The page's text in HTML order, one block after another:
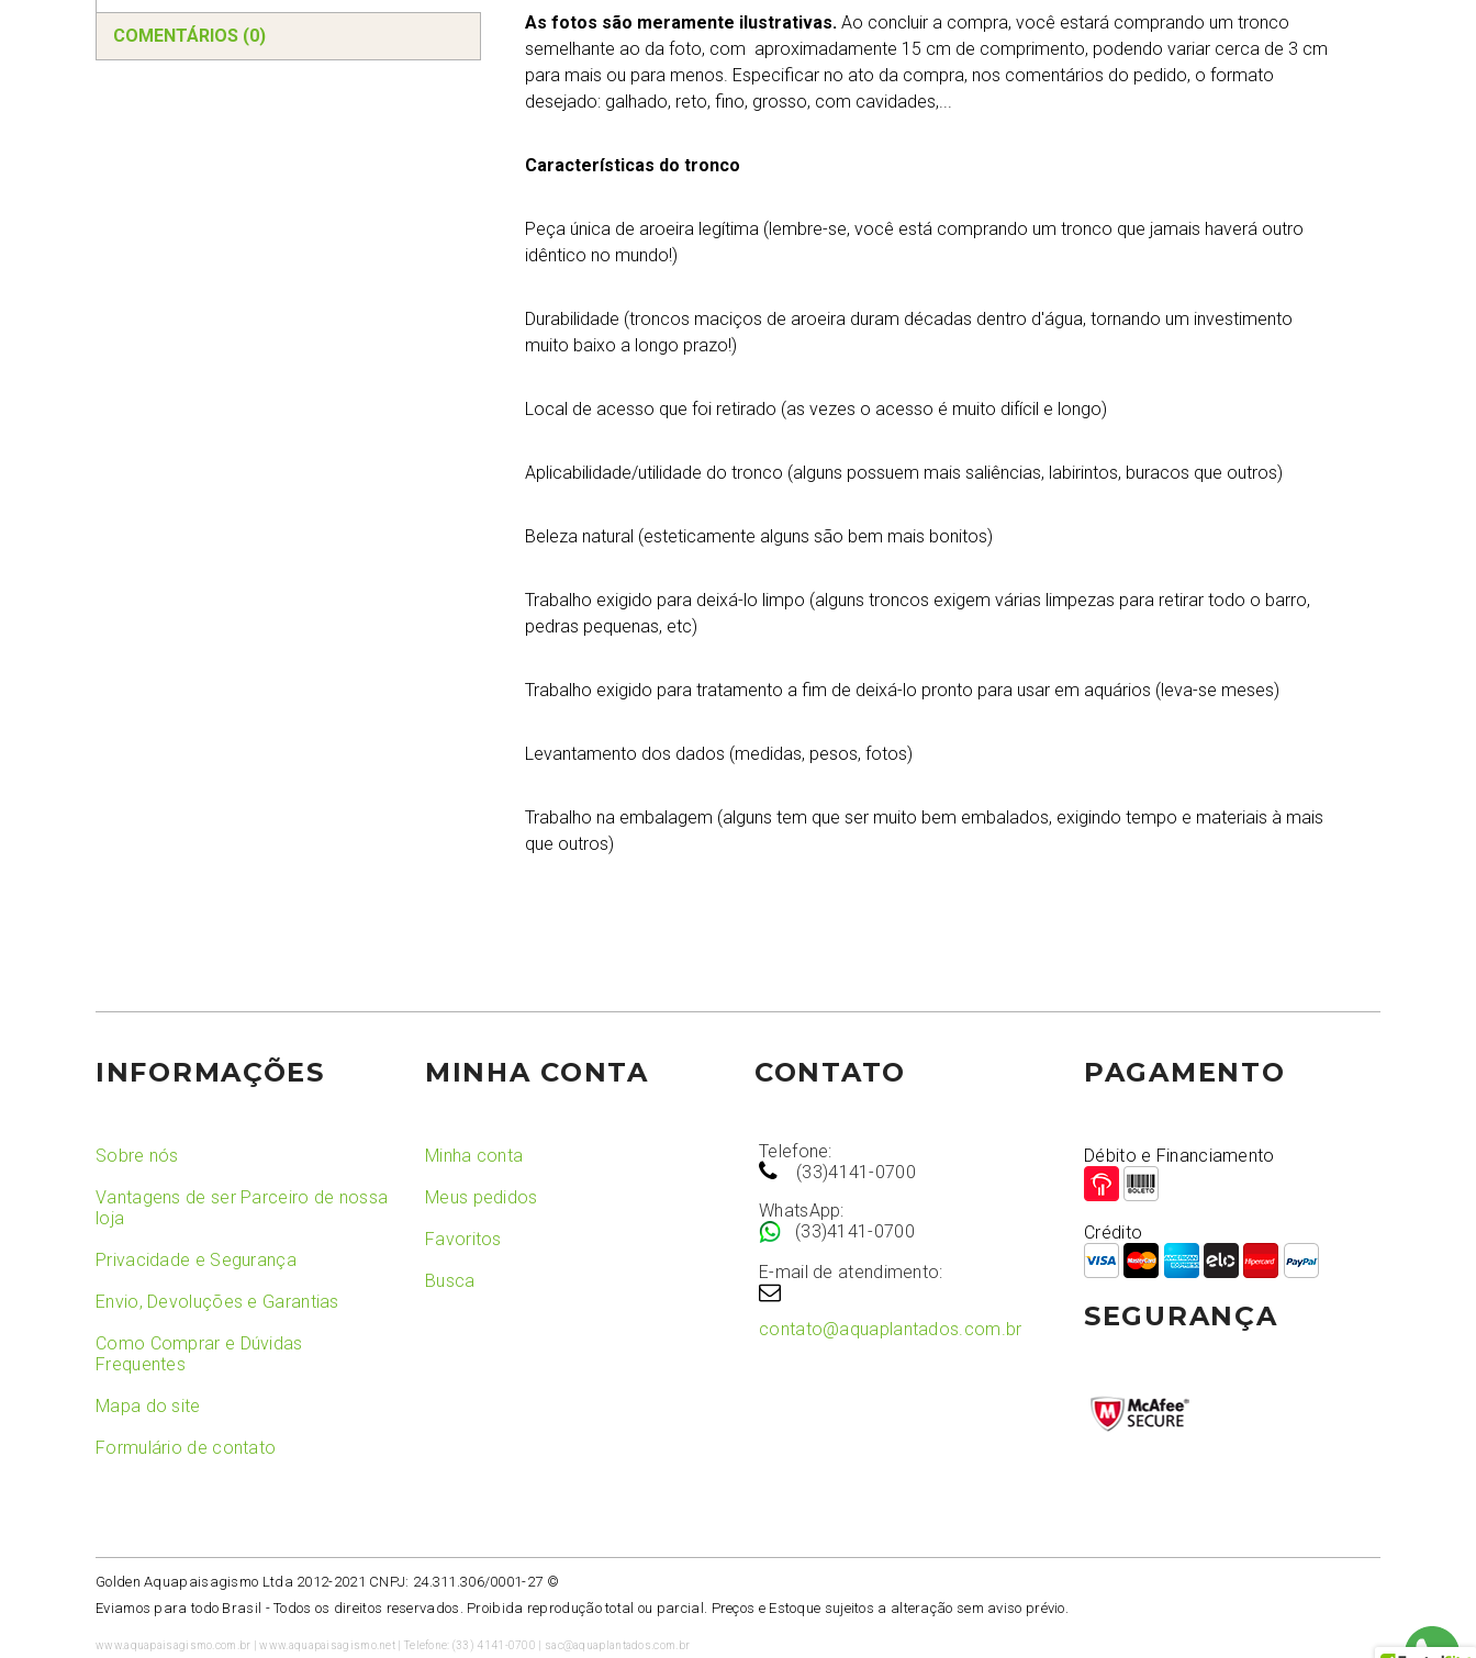
COMENTÁRIOS (0)
As fotos são meramente ilustrativas. Ao concluir a compra, você estará comprando um tronco
semelhante ao da foto, com aproximadamente 15 cm de comprimento, podendo variar cerca de 3 cm
para mais ou para menos. Especificar no ato da compra, nos comentários do pedido, o formato
desejado: galhado, reto, fino, grosso, com cavidades,...
Características do tronco
Peça única de aroeira legítima (lembre-se, você está comprando um tronco que jamais haverá outro
idêntico no mundo!)
Durabilidade (troncos maciços de aroeira duram décadas dentro d'água, tornando um investimento
muito baixo a longo prazo!)
Local de acesso que foi retirado (as vezes o acesso é muito difícil e longo)
Aplicabilidade/utilidade do tronco (alguns possuem mais saliências, labirintos, buracos que outros)
Beleza natural (esteticamente alguns são bem mais bonitos)
Trabalho exigido para deixá-lo limpo (alguns troncos exigem várias limpezas para retirar todo o barro,
pedras pequenas, etc)
Trabalho exigido para tratamento a fim de deixá-lo pronto para usar em aquários (leva-se meses)
Levantamento dos dados (medidas, pesos, fotos)
Trabalho na embalagem (alguns tem que ser muito bem embalados, exigindo tempo e materiais à mais
que outros)
INFORMAÇÕES
Sobre nós
Vantagens de ser Parceiro de nossa
loja
Privacidade e Segurança
Envio, Devoluções e Garantias
Como Comprar e Dúvidas
Frequentes
Mapa do site
Formulário de contato
MINHA CONTA
Minha conta
Meus pedidos
Favoritos
Busca
CONTATO
Telefone:
(33)4141-0700
WhatsApp:
(33)4141-0700
E-mail de atendimento:
contato@aquaplantados.com.br
PAGAMENTO
Débito e Financiamento
Crédito
SEGURANÇA
Golden Aquapaisagismo Ltda 2012-2021 CNPJ: 24.311.306/0001-27 ©
Eviamos para todo Brasil -Todos os direitos reservados. Proibida reprodução total ou parcial. Preços e Estoque sujeitos a alteração sem aviso prévio.
www.aquapaisagismo.com.br | www.aquapaisagismo.net | Telefone: (33) 4141-0700 | sac@aquaplantados.com.br